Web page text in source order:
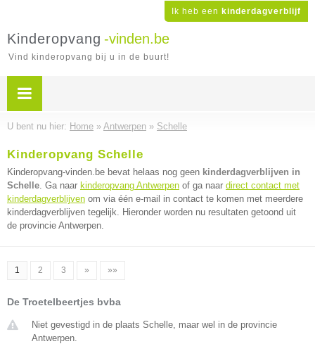
Ik heb een kinderdagverblijf
Kinderopvang -vinden.be
Vind kinderopvang bij u in de buurt!
U bent nu hier: Home » Antwerpen » Schelle
Kinderopvang Schelle
Kinderopvang-vinden.be bevat helaas nog geen kinderdagverblijven in
Schelle. Ga naar kinderopvang Antwerpen of ga naar direct contact met
kinderdagverblijven om via één e-mail in contact te komen met meerdere
kinderdagverblijven tegelijk. Hieronder worden nu resultaten getoond uit
de provincie Antwerpen.
1 2 3 » »»
De Troetelbeertjes bvba
Niet gevestigd in de plaats Schelle, maar wel in de provincie
Antwerpen.